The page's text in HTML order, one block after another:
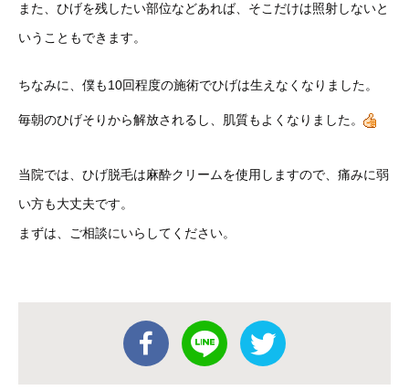
また、ひげを残したい部位などあれば、そこだけは照射しないと
いうこともできます。
ちなみに、僕も10回程度の施術でひげは生えなくなりました。
毎朝のひげそりから解放されるし、肌質もよくなりました。
当院では、ひげ脱毛は麻酔クリームを使用しますので、痛みに弱
い方も大丈夫です。
まずは、ご相談にいらしてください。